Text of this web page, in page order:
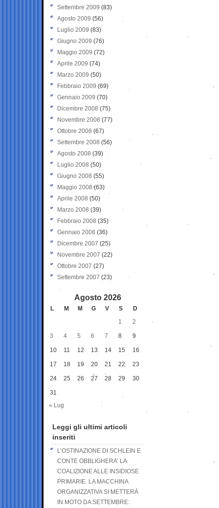
Settembre 2009 (83)
Agosto 2009 (56)
Luglio 2009 (83)
Giugno 2009 (76)
Maggio 2009 (72)
Aprile 2009 (74)
Marzo 2009 (50)
Febbraio 2009 (69)
Gennaio 2009 (70)
Dicembre 2008 (75)
Novembre 2008 (77)
Ottobre 2008 (67)
Settembre 2008 (56)
Agosto 2008 (39)
Luglio 2008 (50)
Giugno 2008 (55)
Maggio 2008(63)
Aprile 2008 (50)
Marzo 2008 (39)
Febbraio 2008 (35)
Gennaio 2008 (36)
Dicembre 2007 (25)
Novembre 2007 (22)
Ottobre 2007 (27)
Settembre 2007 (23)
Agosto 2026
L M M G V S
D
1
2
3 4 5 6 7 8 9
10 11 12 13 14 15 16
17 18 19 20 21 22 23
24 25 26 27 28 29 30
31
« Lug
Leggi gli ultimi articoli
inseriti
L’OSTINAZIONE DI SCHLEIN E
CONTE OBBLIGHERA’ LA
COALIZIONE ALLE INSIDIOSE
PRIMARIE. LA MACCHINA
ORGANIZZATIVA SI METTERÀ
IN MOTO DA SETTEMBRE: